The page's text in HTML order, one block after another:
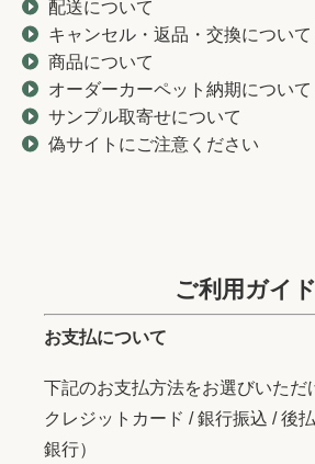
配送について
キャンセル・返品・交換について
商品について
オーダーカーペット納期について
サンプル取寄せについて
偽サイトにご注意ください
ご利用ガイド
お支払について
下記のお支払方法をお選びいただ
クレジットカード / 銀行振込 / 後
銀行）